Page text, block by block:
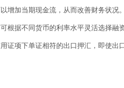
增加当期现金流，从而改善财务状况
根据不同货币的利率水平灵活选择融
证项下单证相符的出口押汇，即使出